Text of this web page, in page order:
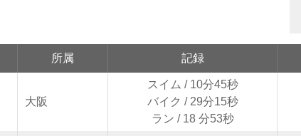
所属 記録
大阪
スイム / 10分45秒
バイク / 29分15秒
ラン / 18 分53秒